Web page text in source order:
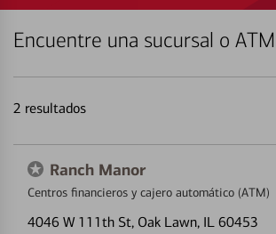
Encuentre una sucursal o ATM
2 resultados
Ranch Manor
Centros financieros y cajero automático (ATM)
4046 W 111th St, Oak Lawn, IL 60453